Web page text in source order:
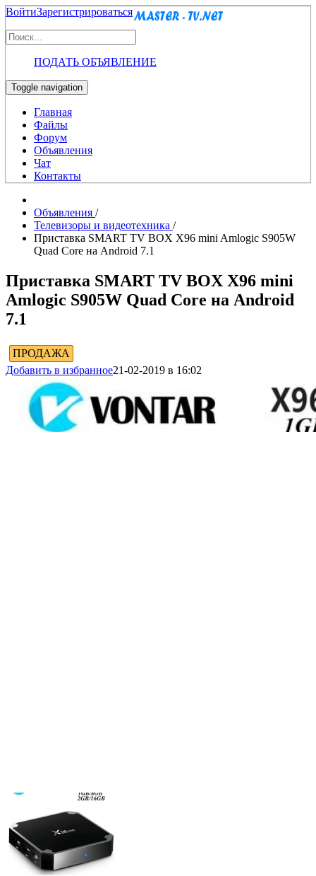
ВойтиЗарегистрироваться
ПОДАТЬ ОБЪЯВЛЕНИЕ
Toggle navigation
Главная
Файлы
Форум
Объявления
Чат
Контакты
Объявления /
Телевизоры и видеотехника /
Приставка SMART TV BOX X96 mini Amlogic S905W
Quad Core на Android 7.1
Приставка SMART TV BOX X96 mini
Amlogic S905W Quad Core на Android
7.1
ПРОДАЖА
Добавить в избранное21-02-2019 в 16:02